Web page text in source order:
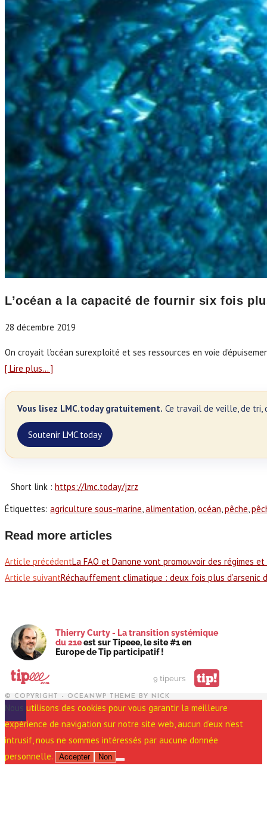
L’océan a la capacité de fournir six fois
28 décembre 2019
On croyait l’océan surexploité et ses ressources en voie
[ Lire plus… ]
Vous lisez LMC.today gratuitement. Ce travail de veille, de tri,
Soutenir LMC.today
Short link : https://lmc.today/jzrz
Étiquettes: agriculture sous-marine, alimentation, océan, pêche,
Read more articles
Article précédentLa FAO et Danone vont promouvoir des régimes
Article suivantRéchauffement climatique : deux fois plus d’arsenic
Thierry Curty - La transition systémique
du 21eest sur Tipeee, le site #1 en
Europe de Tip participatif !
9 tipeurs tip!
© COPYRIGHT - OCEANWP THEME BY NICK
Nous utilisons des cookies pour vous garantir la meilleure
expérience de navigation sur notre site web, aucun d'eux n'est
intrusif, nous ne sommes intéressés par aucune donnée
personnelle.
Accepter Non